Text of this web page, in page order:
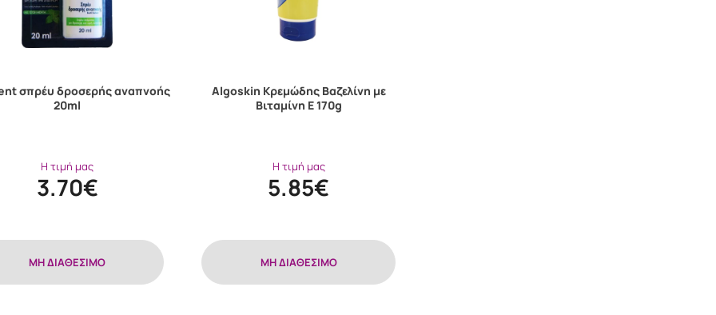
σπρέυ δροσερής αναπνοής
20ml
Η τιμή μας
3.70€
MH ΔΙΑΘΕΣΙΜΟ
Algoskin Κρεμώδης Bαζελίνη με
Bιταμίνη E 170g
Η τιμή μας
5.85€
MH ΔΙΑΘΕΣΙΜΟ